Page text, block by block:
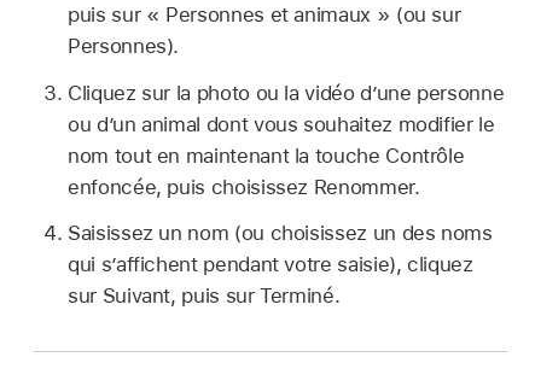
puis sur « Personnes et animaux » (ou sur
Personnes).
Cliquez sur la photo ou la vidéo d’une personne
ou d’un animal dont vous souhaitez modifier le
nom tout en maintenant la touche Contrôle
enfoncée, puis choisissez Renommer.
Saisissez un nom (ou choisissez un des noms
qui s’affichent pendant votre saisie), cliquez
sur Suivant, puis sur Terminé.